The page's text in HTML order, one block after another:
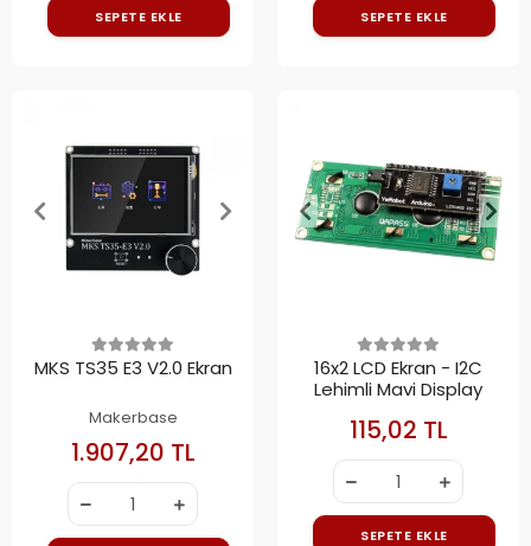
SEPETE EKLE SEPETE EKLE
MKS TS35 E3 V2.0 Ekran
Makerbase
1.907,20 TL
16x2 LCD Ekran - I2C
Lehimli Mavi Display
115,02 TL
SEPETE EKLE